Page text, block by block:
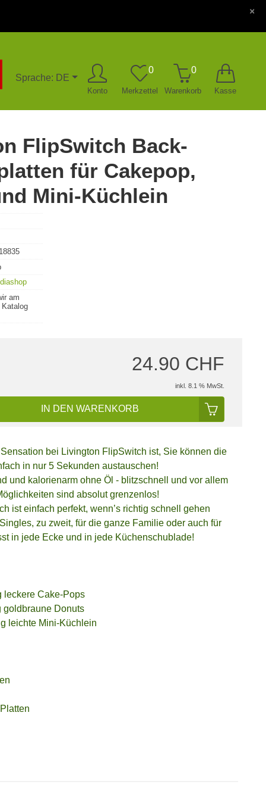
×
Sprache: DE
Konto Merkzettel
0
Warenkorb
0
Kasse
FlipSwitch Back-
für Cakepop,
Mini-Küchlein
am
Katalog
24.90 CHF
inkl. 8.1 % MwSt.
IN DEN WARENKORB
bei Livington FlipSwitch ist, Sie können die
in nur 5 Sekunden austauschen!
und kalorienarm ohne Öl - blitzschnell und vor allem
sind absolut grenzenlos!
ist einfach perfekt, wenn’s richtig schnell gehen
zu zweit, für die ganze Familie oder auch für
in jede Ecke und in jede Küchenschublade!
leckere Cake-Pops
goldbraune Donuts
leichte Mini-Küchlein